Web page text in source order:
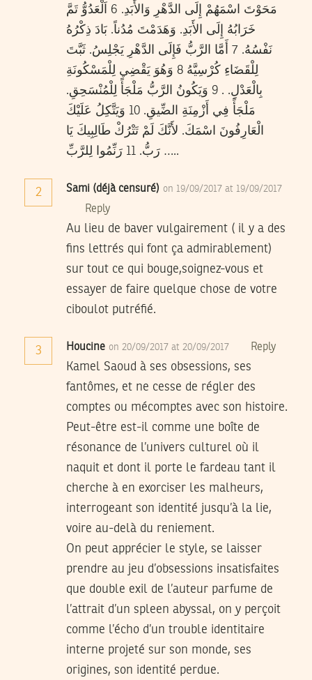
مَحَوْتَ اسْمَهُمْ إِلَى الدَّهْرِ وَالأَبَدِ. 6 اَلْعَدُوُّ تَمَّ
خَرَابُهُ إِلَى الأَبَدِ. وَهَدَمْتَ مُدُناً. بَادَ ذِكْرُهُ
نَفْسُهُ. 7 أَمَّا الرَّبُّ فَإِلَى الدَّهْرِ يَجْلِسُ. ثَبَّتَ
لِلْقَضَاءِ كُرْسِيَّهُ 8 وَهُوَ يَقْضِي لِلْمَسْكُونَةِ
بِالْعَدْلِ. . 9 وَيَكُونُ الرَّبُّ مَلْجَأً لِلْمُنْسَحِقِ.
مَلْجَأً فِي أَزْمِنَةِ الضِّيقِ. 10 وَيَتَّكِلُ عَلَيْكَ
الْعَارِفُونَ اسْمَكَ. لأَنَّكَ لَمْ تَتْرُكْ طَالِبِيكَ يَا
رَبُّ. 11 رَنِّمُوا لِلرَّبِّ …..
2 Sami (déjà censuré) on 19/09/2017 at 19/09/2017
Reply
Au lieu de baver vulgairement ( il y a des
fins lettrés qui font ça admirablement)
sur tout ce qui bouge,soignez-vous et
essayer de faire quelque chose de votre
ciboulot putréfié.
3 Houcine on 20/09/2017 at 20/09/2017 Reply
Kamel Saoud à ses obsessions, ses
fantômes, et ne cesse de régler des
comptes ou mécomptes avec son histoire.
Peut-être est-il comme une boîte de
résonance de l’univers culturel où il
naquit et dont il porte le fardeau tant il
cherche à en exorciser les malheurs,
interrogeant son identité jusqu’à la lie,
voire au-delà du reniement.
On peut apprécier le style, se laisser
prendre au jeu d’obsessions insatisfaites
que double exil de l’auteur parfume de
l’attrait d’un spleen abyssal, on y perçoit
comme l’écho d’un trouble identitaire
interne projeté sur son monde, ses
origines, son identité perdue.